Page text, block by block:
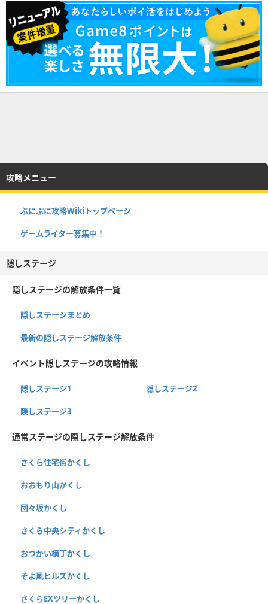
攻略メニュー
ぷにぷに攻略Wikiトップページ
ゲームライター募集中！
隠しステージ
隠しステージの解放条件一覧
隠しステージまとめ
最新の隠しステージ解放条件
イベント隠しステージの攻略情報
隠しステージ1 隠しステージ2
隠しステージ3
通常ステージの隠しステージ解放条件
さくら住宅街かくし
おおもり山かくし
団々坂かくし
さくら中央シティかくし
おつかい横丁かくし
そよ風ヒルズかくし
さくらEXツリーかくし